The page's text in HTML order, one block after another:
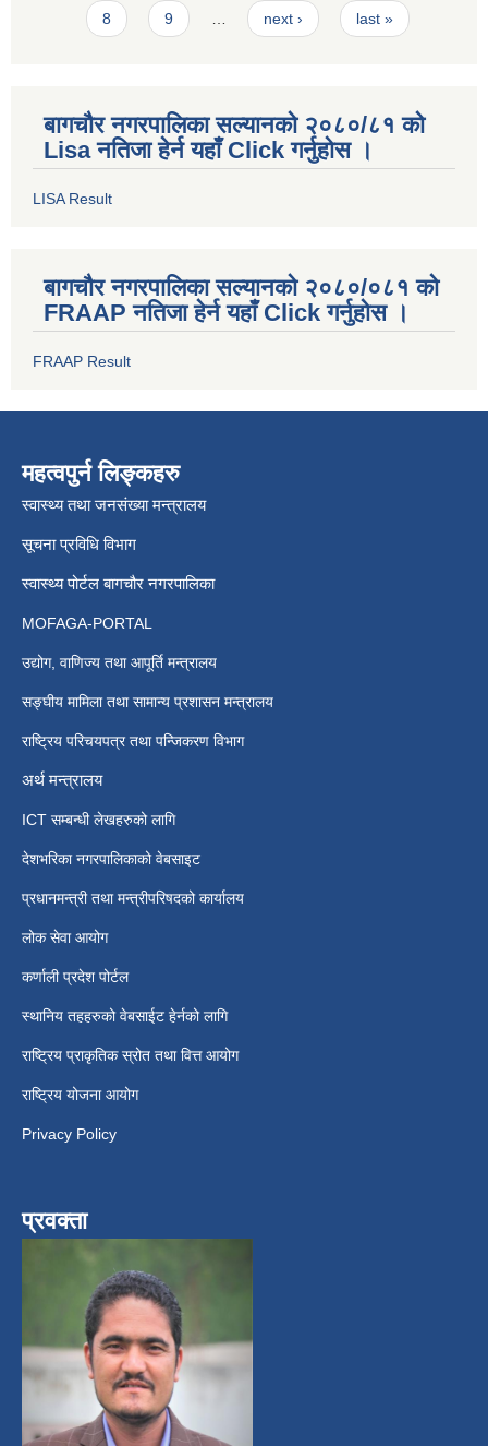
8 9 next › last »
बागचौर नगरपालिका सल्यानको २०८०/८१ को
Lisa नतिजा हेर्न यहाँ Click गर्नुहोस ।
LISA Result
बागचौर नगरपालिका सल्यानको २०८०/०८१ को
FRAAP नतिजा हेर्न यहाँ Click गर्नुहोस ।
FRAAP Result
महत्वपुर्न लिङ्कहरु
स्वास्थ्य तथा जनसंख्या मन्त्रालय
सूचना प्रविधि विभाग
स्वास्थ्य पोर्टल बागचौर नगरपालिका
MOFAGA-PORTAL
उद्योग, वाणिज्य तथा आपूर्ति मन्त्रालय
सङ्घीय मामिला तथा सामान्य प्रशासन मन्त्रालय
राष्ट्रिय परिचयपत्र तथा पन्जिकरण विभाग
अर्थ मन्त्रालय
ICT सम्बन्धी लेखहरुको लागि
देशभरिका नगरपालिकाको वेबसाइट
प्रधानमन्त्री तथा मन्त्रीपरिषदको कार्यालय
लोक सेवा आयोग
कर्णाली प्रदेश पोर्टल
स्थानिय तहहरुको वेबसाईट हेर्नको लागि
राष्ट्रिय प्राकृतिक स्रोत तथा वित्त आयोग
राष्ट्रिय योजना आयोग
Privacy Policy
प्रवक्ता